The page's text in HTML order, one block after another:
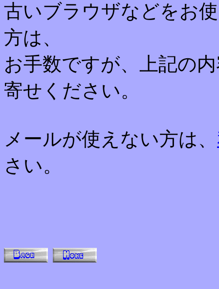
古いブラウザなどをお
方は、
お手数ですが、上記の
寄せください。
メールが使えない方は、
さい。